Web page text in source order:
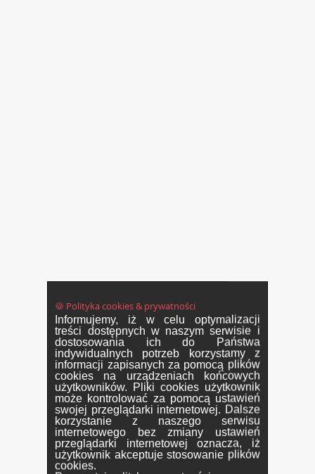
🍪 Polityka cookies & prywatności
Informujemy, iż w celu optymalizacji
treści dostępnych w naszym serwisie i
dostosowania ich do Państwa
indywidualnych potrzeb korzystamy z
informacji zapisanych za pomocą plików
cookies na urządzeniach końcowych
użytkowników. Pliki cookies użytkownik
może kontrolować za pomocą ustawień
swojej przeglądarki internetowej. Dalsze
korzystanie z naszego serwisu
internetowego bez zmiany ustawień
przeglądarki internetowej oznacza, iż
użytkownik akceptuje stosowanie plików
cookies.